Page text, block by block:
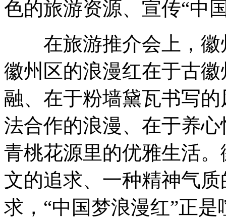
色的旅游资源、宣传“中
在旅游推介会上，徽
徽州区的浪漫红在于古
融、在于粉墙黛瓦书写
法合作的浪漫、在于养
青桃花源里的优雅生活
文的追求、一种精神气
求，“中国梦浪漫红”正